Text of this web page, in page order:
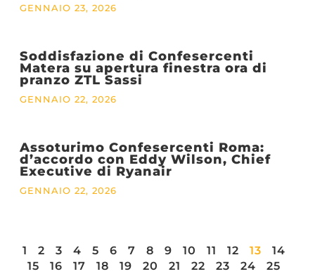
GENNAIO 23, 2026
Soddisfazione di Confesercenti
Matera su apertura finestra ora di
pranzo ZTL Sassi
GENNAIO 22, 2026
Assoturimo Confesercenti Roma:
d’accordo con Eddy Wilson, Chief
Executive di Ryanair
GENNAIO 22, 2026
1 2 3 4 5 6 7 8 9 10 11 12 13
14
15
16 17 18 19 20 21 22 23 24
25